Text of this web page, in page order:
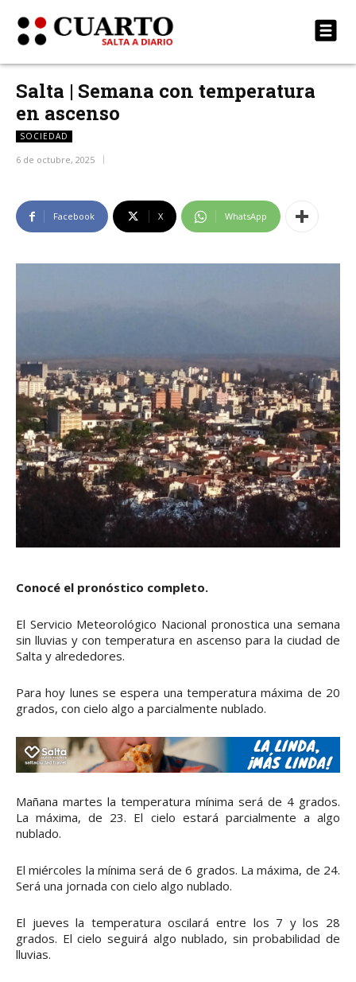
Salta | Semana con temperatura
en ascenso
SOCIEDAD
6 de octubre, 2025
Facebook X WhatsApp
Conocé el pronóstico completo.
El Servicio Meteorológico Nacional pronostica una semana
sin lluvias y con temperatura en ascenso para la ciudad de
Salta y alrededores.
Para hoy lunes se espera una temperatura máxima de 20
grados, con cielo algo a parcialmente nublado.
Mañana martes la temperatura mínima será de 4 grados.
La máxima, de 23. El cielo estará parcialmente a algo
nublado.
El miércoles la mínima será de 6 grados. La máxima, de 24.
Será una jornada con cielo algo nublado.
El jueves la temperatura oscilará entre los 7 y los 28
grados. El cielo seguirá algo nublado, sin probabilidad de
lluvias.